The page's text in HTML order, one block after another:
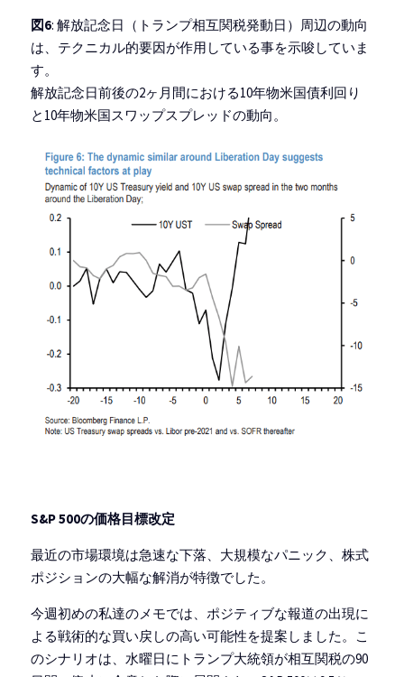
図6: 解放記念日（トランプ相互関税発動日）周辺の動向
は、テクニカル的要因が作用している事を示唆していま
す。
解放記念日前後の2ヶ月間における10年物米国債利回り
と10年物米国スワップスプレッドの動向。
S&P 500の価格目標改定
最近の市場環境は急速な下落、大規模なパニック、株式
ポジションの大幅な解消が特徴でした。
今週初めの私達のメモでは、ポジティブな報道の出現に
よる戦術的な買い戻しの高い可能性を提案しました。こ
のシナリオは、水曜日にトランプ大統領が相互関税の90